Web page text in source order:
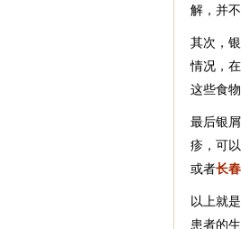
解，并
其次，
情况，
这些食
最后银
疹，可
或者长
以上就
患者的